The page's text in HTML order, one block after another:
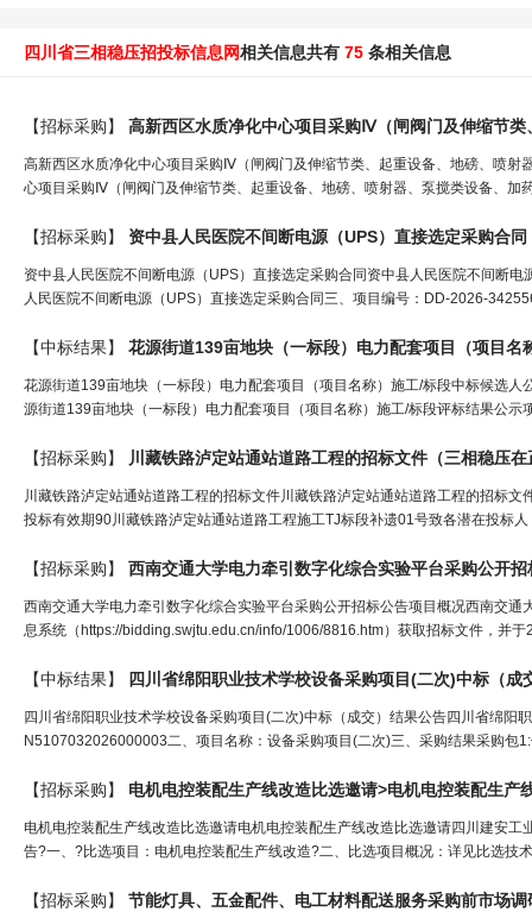
四川省三相稳压招投标信息网相关信息共有 75 条相关信息
【招标采购】
高新西区水质净化中心项目采购Ⅳ（闸阀门及伸缩节类、起重设备、地磅、喷
心项目采购Ⅳ（闸阀门及伸缩节类、起重设备、地磅、喷射器、泵搅类设备、
【招标采购】 资中县人民医院不间断电源（UPS）直接选定采购合同
资中县人民医院不间断电源（UPS）直接选定采购合同资中县人民医院不间断
人民医院不间断电源（UPS）直接选定采购合同三、项目编号：DD-2026-
【中标结果】 花源街道139亩地块（一标段）电力配套项目（项目名
花源街道139亩地块（一标段）电力配套项目（项目名称）施工/标段中标候选
源街道139亩地块（一标段）电力配套项目（项目名称）施工/标段评标结果公
【招标采购】 川藏铁路泸定站通站道路工程的招标文件（三相稳压在
川藏铁路泸定站通站道路工程的招标文件川藏铁路泸定站通站道路工程的招标
投标有效期90川藏铁路泸定站通站道路工程施工TJ标段补遗01号致各潜在投标
【招标采购】 西南交通大学电力牵引数字化综合实验平台采购公开招
西南交通大学电力牵引数字化综合实验平台采购公开招标公告项目概况西南交
息系统（https://bidding.swjtu.edu.cn/info/1006/8816.htm）获取招标文件，并
【中标结果】 四川省绵阳职业技术学校设备采购项目(二次)中标（成
四川省绵阳职业技术学校设备采购项目(二次)中标（成交）结果公告四川省绵阳
N5107032026000003二、项目名称：设备采购项目(二次)三、采购结果采购包
【招标采购】 电机电控装配生产线改造比选邀请>电机电控装配生产
电机电控装配生产线改造比选邀请电机电控装配生产线改造比选邀请四川建安
告?一、?比选项目：电机电控装配生产线改造?二、比选项目概况：详见比选技
【招标采购】 节能灯具、五金配件、电工材料配送服务采购前市场调